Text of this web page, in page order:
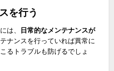
を行う
は、
日常的なメンテナンスが
ナンスを行っていれば異常に
るトラブルも防げるでしょ